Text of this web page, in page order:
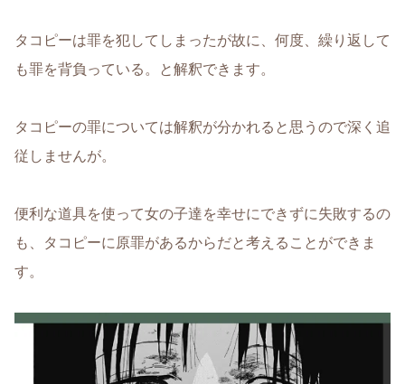
タコピーは罪を犯してしまったが故に、何度、繰り返して
も罪を背負っている。と解釈できます。
タコピーの罪については解釈が分かれると思うので深く追
従しませんが。
便利な道具を使って女の子達を幸せにできずに失敗するの
も、タコピーに原罪があるからだと考えることができま
す。